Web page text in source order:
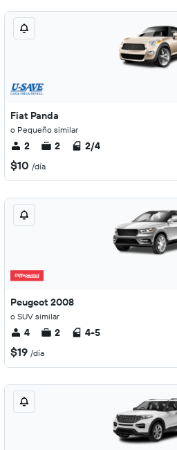
Fiat Panda
o Pequeño similar
2 2 2/4
$10 /día
Peugeot 2008
o SUV similar
4 2 4-5
$19 /día